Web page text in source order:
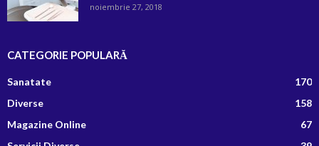
noiembrie 27, 2018
CATEGORIE POPULARĂ
Sanatate
170
Diverse
158
Magazine Online
67